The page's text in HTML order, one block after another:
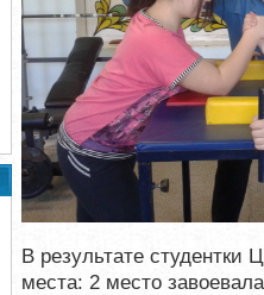
В результате
места: 2 место